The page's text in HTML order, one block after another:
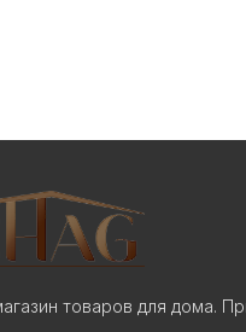
товаров для дома.